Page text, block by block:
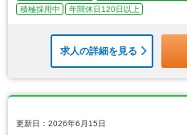
積極採用中
年間休日120日以上
求人の詳細を見る
更新日：2026年6月15日